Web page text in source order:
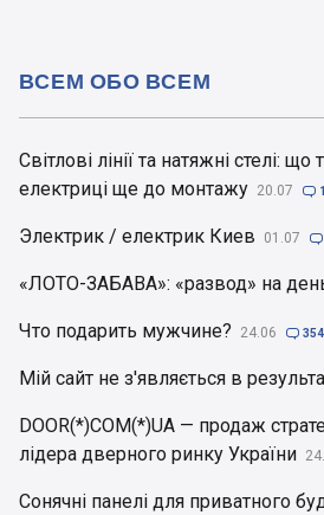
Світлові лінії та натяжні стелі:
електриці ще до монтажу 20.07  1
Электрик / електрик Киев 01.07 
«ЛОТО-ЗАБАВА»: «развод» на
Что подарить мужчине? 24.06  354
Мій сайт не з'являється в
DOOR(*)COM(*)UA — продаж
лідера дверного ринку України
Сонячні панелі для приватного
ВСЕМ ОБО ВСЕМ